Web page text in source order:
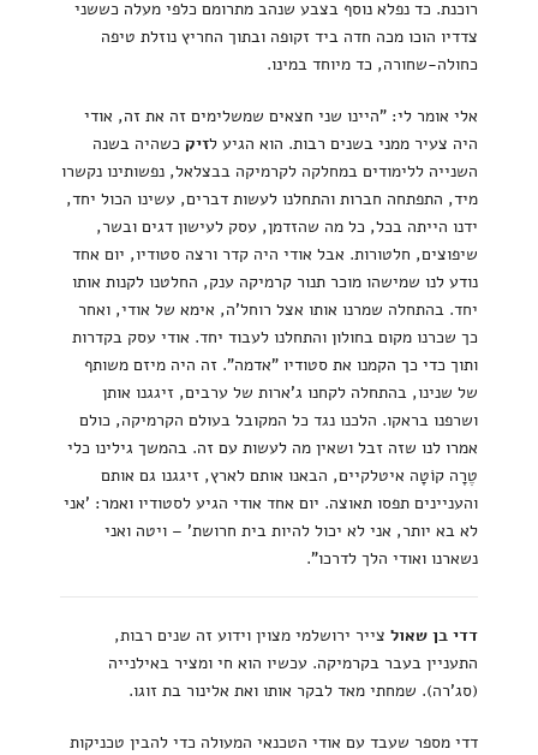
רוכנת. כד נפלא נוסף בצבע שנהב מתרומם כלפי מעלה כששני
צדדיו הוכו מכה חדה ביד זקופה ובתוך החריץ נוזלת טיפה
כחולה-שחורה, כד מיוחד במינו.
אלי אומר לי: "היינו שני חצאים שמשלימים זה את זה, אודי
היה צעיר ממני בשנים רבות. הוא הגיע לזיק כשהיה בשנה
השנייה ללימודים במחלקה לקרמיקה בבצלאל, נפשותינו נקשרו
מיד, התפתחה חברות והתחלנו לעשות דברים, עשינו הכול יחד,
ידנו הייתה בכל, כל מה שהזדמן, עסק לעישון דגים ובשר,
שיפוצים, חלטורות. אבל אודי היה קדר ורצה סטודיו, יום אחד
נודע לנו שמישהו מוכר תנור קרמיקה ענק, החלטנו לקנות אותו
יחד. בהתחלה שמרנו אותו אצל רוחל'ה, אימא של אודי, ואחר
כך שכרנו מקום בחולון והתחלנו לעבוד יחד. אודי עסק בקדרות
ותוך כדי כך הקמנו את סטודיו "אדמה". זה היה מיזם משותף
של שנינו, בהתחלה לקחנו ג'ארות של ערבים, זיגגנו אותן
ושרפנו בראקו. הלכנו נגד כל המקובל בעולם הקרמיקה, כולם
אמרו לנו שזה זבל ושאין מה לעשות עם זה. בהמשך גילינו כלי
טֶרָה קוֹטָה איטלקיים, הבאנו אותם לארץ, זיגגנו גם אותם
והעניינים תפסו תאוצה. יום אחד אודי הגיע לסטודיו ואמר: 'אני
לא בא יותר, אני לא יכול להיות בית חרושת' – ויטה ואני
נשארנו ואודי הלך לדרכו".
דדי בן שאולצייר ירושלמי מצוין וידוע זה שנים רבות,
התעניין בעבר בקרמיקה. עכשיו הוא חי ומציר באילנייה
(סג'רה). שמחתי מאד לבקר אותו ואת אלינור בת זוגו.
דדי מספר שעבד עם אודי הטכנאי המעולה כדי להבין טכניקות